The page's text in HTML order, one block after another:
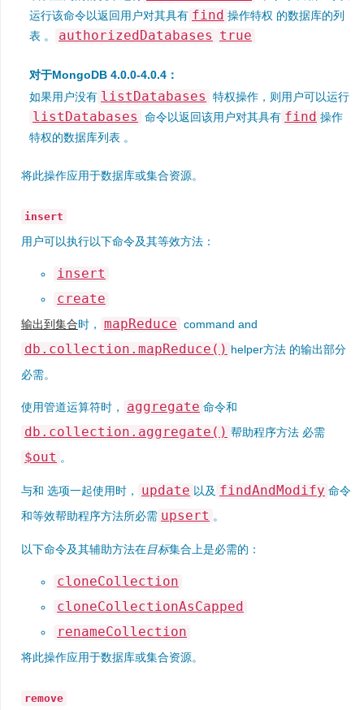
运行该命令以返回用户对其具有 find 操作特权 的数据库的列
表 。
authorizedDatabases true
对于MongoDB 4.0.0-4.0.4：
如果用户没有 listDatabases 特权操作，则用户可以运行
listDatabases 命令以返回该用户对其具有 find 操作
特权的数据库列表 。
将此操作应用于数据库或集合资源。
insert
用户可以执行以下命令及其等效方法：
insert
create
输出到集合时， mapReduce command and
db.collection.mapReduce() helper方法 的输出部分
必需。
使用管道运算符时， aggregate 命令和
db.collection.aggregate() 帮助程序方法 必需
$out 。
与和 选项一起使用时， update 以及 findAndModify 命令
和等效帮助程序方法所必需 upsert 。
以下命令及其辅助方法在目标集合上是必需的：
cloneCollection
cloneCollectionAsCapped
renameCollection
将此操作应用于数据库或集合资源。
remove